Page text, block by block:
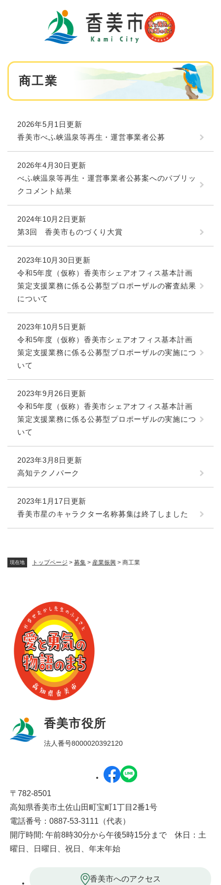
現在地 トップページ > 募集 > 産業振興 > 商工業
本
商工業
2026年5月1日更新
香美市べふ峡温泉等再生・運営事業者公募
2026年4月30日更新
べふ峡温泉等再生・運営事業者公募案へのパブリッ
クコメント結果
2024年10月2日更新
第3回 香美市ものづくり大賞
2023年10月30日更新
令和5年度（仮称）香美市シェアオフィス基本計画
策定支援業務に係る公募型プロポーザルの審査結果
について
2023年10月5日更新
令和5年度（仮称）香美市シェアオフィス基本計画
策定支援業務に係る公募型プロポーザルの実施につ
いて
2023年9月26日更新
令和5年度（仮称）香美市シェアオフィス基本計画
策定支援業務に係る公募型プロポーザルの実施につ
いて
2023年3月8日更新
高知テクノパーク
2023年1月17日更新
香美市星のキャラクター名称募集は終了しました
香美市役所
法人番号8000020392120
〒782-8501
高知県香美市土佐山田町宝町1丁目2番1号
電話番号：0887-53-3111（代表）
開庁時間: 午前8時30分から午後5時15分まで 休日：土
曜日、日曜日、祝日、年末年始
香美市へのアクセス